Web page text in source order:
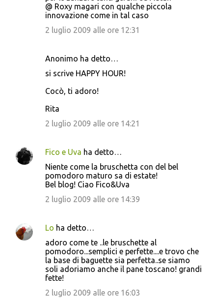
@ Roxy magari con qualche piccola
innovazione come in tal caso
2 luglio 2009 alle ore 12:31
Anonimo ha detto…
si scrive HAPPY HOUR!
Cocò, ti adoro!
Rita
2 luglio 2009 alle ore 14:21
Fico e Uva ha detto…
Niente come la bruschetta con del bel
pomodoro maturo sa di estate!
Bel blog! Ciao Fico&Uva
2 luglio 2009 alle ore 14:39
Lo ha detto…
adoro come te ..le bruschette al
pomodoro...semplici e perfette....e trovo che
la base di baguette sia perfetta..se siamo
soli adoriamo anche il pane toscano! grandi
fette!
2 luglio 2009 alle ore 16:03